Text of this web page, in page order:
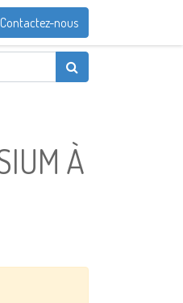
Contactez-nous
À